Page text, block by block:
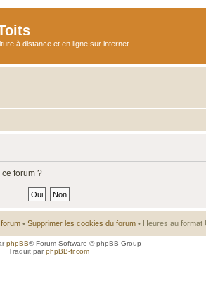
à distance et en ligne sur internet
forum ?
forum • Supprimer les cookies du forum • Heures au format
phpBB® Forum Software © phpBB Group
Traduit parphpBB-fr.com